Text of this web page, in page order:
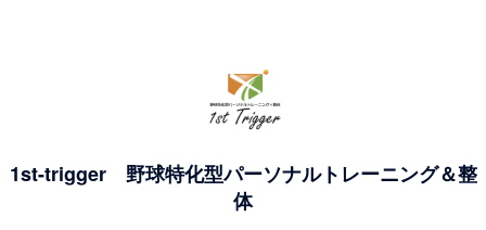
1st-trigger 野球特化型パーソナルトレーニング＆整
体